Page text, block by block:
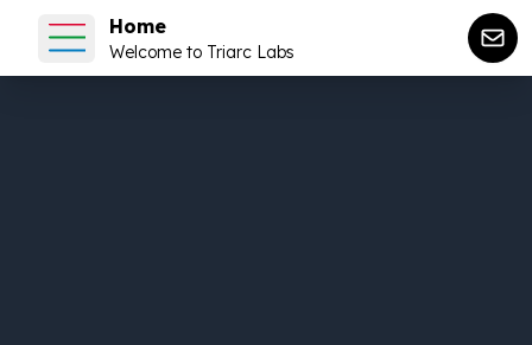
Home
Welcome to Triarc Labs